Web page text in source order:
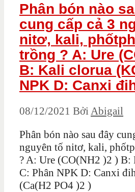
Phân bón nào
cung cấp cả 3
nitơ, kali,
trồng ? A: Ure
B: Kali clorua
NPK D: Canxi
08/12/2021 BởiAbigail
Phân bón nào sau đây
nguyên tố nitơ, kali,
? A: Ure (CO(NH2 )2 )
C: Phân NPK D: Canxi
(Ca(H2 PO4 )2 )